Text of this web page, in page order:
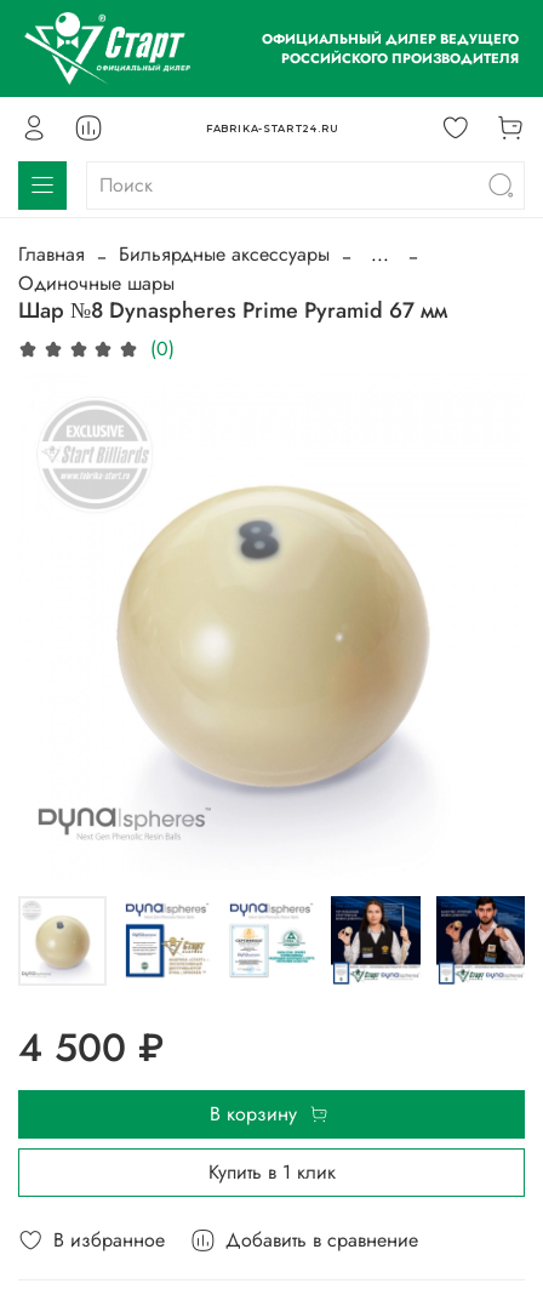
ОФИЦИАЛЬНЫЙ ДИЛЕР ВЕДУЩЕГО
РОССИЙСКОГО ПРОИЗВОДИТЕЛЯ
FABRIKA-START24.RU
Главная Бильярдные аксессуары
...
Одиночные шары
Шар №8 Dynaspheres Prime Pyramid 67 мм
(0)
В избранное Добавить в сравнение
4 500 ₽
В корзину
Купить в 1 клик